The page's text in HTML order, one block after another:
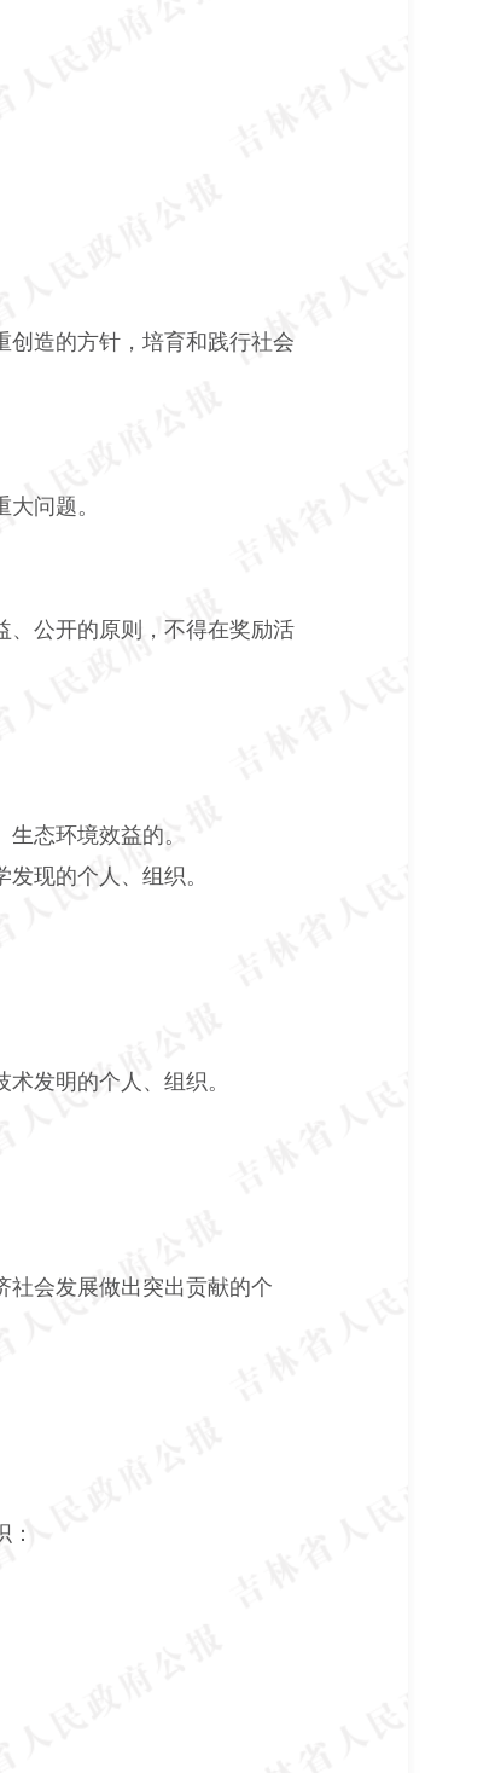
造的方针，培育和践行社会
问题。
公开的原则，不得在奖励活
态环境效益的。
现的个人、组织。
发明的个人、组织。
会发展做出突出贡献的个